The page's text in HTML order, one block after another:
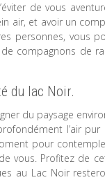
de vous
air, et avoir un
personnes, vous
compagnons de
du lac Noir.
du paysage
l’air
pour
vous. Profitez de
au Lac Noir